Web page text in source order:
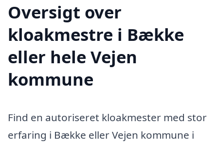
Oversigt over
kloakmestre i Bække
eller hele Vejen
kommune
Find en autoriseret kloakmester med stor
erfaring i Bække eller Vejen kommune i